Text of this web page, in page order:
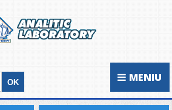
MENIU